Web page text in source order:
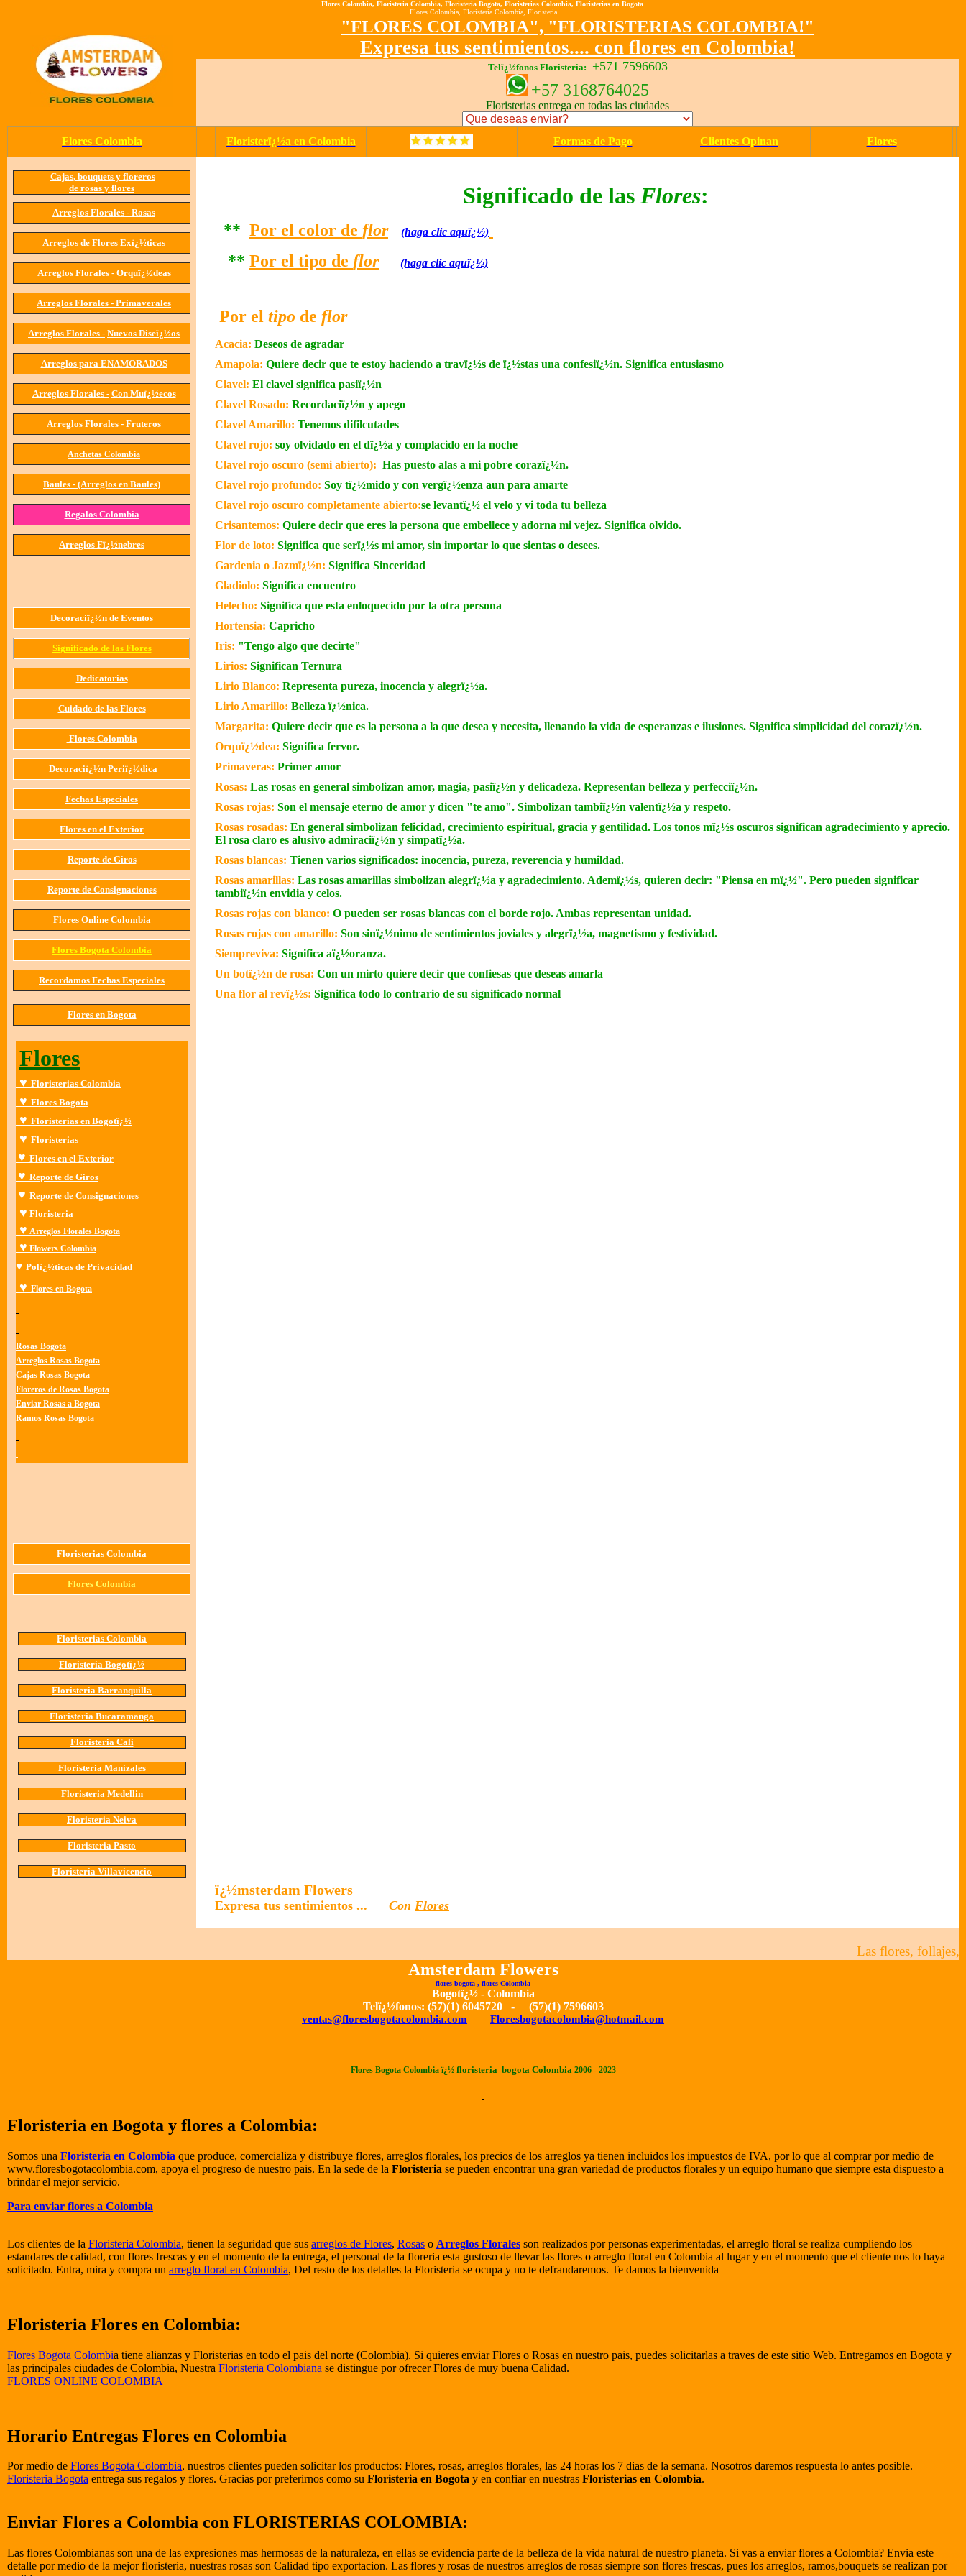
Flores Colombia, Floristeria Colombia, Floristeria Bogota, Floristerias Colombia, Floristerias en Bogota
Flores Colombia, Floristeria Colombia, Floristeria
"FLORES COLOMBIA", "FLORISTERIAS COLOMBIA!"
Expresa tus sentimientos.... con flores en Colombia!
Telï¿½fonos Floristeria: +571 7596603
+57 3168764025
Floristerias entrega en todas las ciudades
Flores Colombia Floristerï¿½a en Colombia Formas de Pago Clientes Opinan Flores
Cajas, bouquets y floreros
de rosas y flores
Arreglos Florales - Rosas
Arreglos de Flores Exï¿½ticas
Arreglos Florales - Orquï¿½deas
Arreglos Florales - Primaverales
Arreglos Florales - Nuevos Diseï¿½os
Arreglos paraENAMORADOS
Arreglos Florales - Con Muï¿½ecos
Arreglos Florales - Fruteros
Anchetas Colombia
Baules - (Arreglos en Baules)
Regalos Colombia
Arreglos Fï¿½nebres
Decoraciï¿½n de Eventos
Significado de las Flores
Dedicatorias
Cuidado de las Flores
Flores Colombia
Decoraciï¿½n Periï¿½dica
Fechas Especiales
Flores en el Exterior
Reporte de Giros
Reporte de Consignaciones
Flores Online Colombia
Flores Bogota Colombia
Recordamos Fechas Especiales
Flores en Bogota
Flores
♥ Floristerias Colombia
♥ Flores Bogota
♥ Floristerias en Bogotï¿½
♥ Floristerias
♥ Flores en el Exterior
♥ Reporte de Giros
♥ Reporte de Consignaciones
♥ Floristeria
♥ Arreglos Florales Bogota
♥ Flowers Colombia
♥ Polï¿½ticas de Privacidad
♥ Flores en Bogota
Rosas Bogota
Arreglos Rosas Bogota
Cajas Rosas Bogota
Floreros de Rosas Bogota
Enviar Rosas a Bogota
Ramos Rosas Bogota
Floristerias Colombia
Flores Colombia
Floristerias Colombia
Floristeria Bogotï¿½
Floristeria Barranquilla
Floristeria Bucaramanga
Floristeria Cali
Floristeria Manizales
Floristeria Medellin
Floristeria Neiva
Floristeria Pasto
Floristeria Villavicencio
Significado de las Flores:
** Por el color de flor (haga clic aquï¿½)
** Por el tipo de flor (haga clic aquï¿½)
Por el tipo de flor
Acacia: Deseos de agradar
Amapola: Quiere decir que te estoy haciendo a travï¿½s de ï¿½stas una confesiï¿½n. Significa entusiasmo
Clavel: El clavel significa pasiï¿½n
Clavel Rosado: Recordaciï¿½n y apego
Clavel Amarillo: Tenemos difilcutades
Clavel rojo: soy olvidado en el dï¿½a y complacido en la noche
Clavel rojo oscuro (semi abierto): Has puesto alas a mi pobre corazï¿½n.
Clavel rojo profundo: Soy tï¿½mido y con vergï¿½enza aun para amarte
Clavel rojo oscuro completamente abierto:se levantï¿½ el velo y vi toda tu belleza
Crisantemos: Quiere decir que eres la persona que embellece y adorna mi vejez. Significa olvido.
Flor de loto: Significa que serï¿½s mi amor, sin importar lo que sientas o desees.
Gardenia o Jazmï¿½n: Significa Sinceridad
Gladiolo: Significa encuentro
Helecho: Significa que esta enloquecido por la otra persona
Hortensia: Capricho
Iris: "Tengo algo que decirte"
Lirios: Significan Ternura
Lirio Blanco: Representa pureza, inocencia y alegrï¿½a.
Lirio Amarillo: Belleza ï¿½nica.
Margarita: Quiere decir que es la persona a la que desea y necesita, llenando la vida de esperanzas e ilusiones. Significa simplicidad del corazï¿½n.
Orquï¿½dea: Significa fervor.
Primaveras: Primer amor
Rosas: Las rosas en general simbolizan amor, magia, pasiï¿½n y delicadeza. Representan belleza y perfecciï¿½n.
Rosas rojas: Son el mensaje eterno de amor y dicen "te amo". Simbolizan tambiï¿½n valentï¿½a y respeto.
Rosas rosadas: En general simbolizan felicidad, crecimiento espiritual, gracia y gentilidad. Los tonos mï¿½s oscuros significan agradecimiento y aprecio.
El rosa claro es alusivo admiraciï¿½n y simpatï¿½a.
Rosas blancas: Tienen varios significados: inocencia, pureza, reverencia y humildad.
Rosas amarillas: Las rosas amarillas simbolizan alegrï¿½a y agradecimiento. Ademï¿½s, quieren decir: "Piensa en mï¿½". Pero pueden significar
tambiï¿½n envidia y celos.
Rosas rojas con blanco: O pueden ser rosas blancas con el borde rojo. Ambas representan unidad.
Rosas rojas con amarillo: Son sinï¿½nimo de sentimientos joviales y alegrï¿½a, magnetismo y festividad.
Siempreviva: Significa aï¿½oranza.
Un botï¿½n de rosa: Con un mirto quiere decir que confiesas que deseas amarla
Una flor al revï¿½s: Significa todo lo contrario de su significado normal
ï¿½msterdam Flowers
Expresa tus sentimientos ... Con Flores
Las flores, follajes,
Amsterdam Flowers
flores bogota , flores Colombia
Bogotï¿½ - Colombia
Telï¿½fonos: (57)(1) 6045720 - (57)(1) 7596603
ventas@floresbogotacolombia.com Floresbogotacolombia@hotmail.com
Flores Bogota Colombia ï¿½ floristeria bogota Colombia2006 - 2023
Floristeria en Bogota y flores a Colombia:
Somos una Floristeria en Colombia que produce, comercializa y distribuye flores, arreglos florales, los precios de los arreglos ya tienen incluidos los impuestos de IVA, por lo que al comprar por medio de
www.floresbogotacolombia.com, apoya el progreso de nuestro pais. En la sede de la Floristeria se pueden encontrar una gran variedad de productos florales y un equipo humano que siempre esta dispuesto a
brindar el mejor servicio.
Para enviar flores a Colombia
Los clientes de la Floristeria Colombia, tienen la seguridad que sus arreglos de Flores, Rosas o Arreglos Florales son realizados por personas experimentadas, el arreglo floral se realiza cumpliendo los
estandares de calidad, con flores frescas y en el momento de la entrega, el personal de la floreria esta gustoso de llevar las flores o arreglo floral en Colombia al lugar y en el momento que el cliente nos lo haya
solicitado. Entra, mira y compra un arreglo floral en Colombia, Del resto de los detalles la Floristeria se ocupa y no te defraudaremos. Te damos la bienvenida
Floristeria Flores en Colombia:
Flores Bogota Colombia tiene alianzas y Floristerias en todo el pais del norte (Colombia). Si quieres enviar Flores o Rosas en nuestro pais, puedes solicitarlas a traves de este sitio Web. Entregamos en Bogota y
las principales ciudades de Colombia, Nuestra Floristeria Colombiana se distingue por ofrecer Flores de muy buena Calidad.
FLORES ONLINE COLOMBIA
Horario Entregas Flores en Colombia
Por medio de Flores Bogota Colombia, nuestros clientes pueden solicitar los productos: Flores, rosas, arreglos florales, las 24 horas los 7 dias de la semana. Nosotros daremos respuesta lo antes posible.
Floristeria Bogota entrega sus regalos y flores. Gracias por preferirnos como su Floristeria en Bogota y en confiar en nuestras Floristerias en Colombia.
Enviar Flores a Colombia con FLORISTERIAS COLOMBIA:
Las flores Colombianas son una de las expresiones mas hermosas de la naturaleza, en ellas se evidencia parte de la belleza de la vida natural de nuestro planeta. Si vas a enviar flores a Colombia? Envia este
detalle por medio de la mejor floristeria, nuestras rosas son Calidad tipo exportacion. Las flores y rosas de nuestros arreglos de rosas siempre son flores frescas, pues los arreglos, ramos,bouquets se realizan por